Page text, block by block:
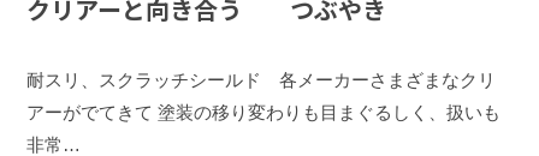
クリアーと向き合う つぶやき
耐スリ、スクラッチシールド 各メーカーさまざまなクリ
アーがでてきて 塗装の移り変わりも目まぐるしく、扱いも
非常…